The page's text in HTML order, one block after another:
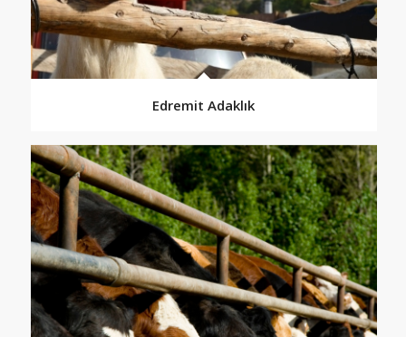
Edremit Adaklık